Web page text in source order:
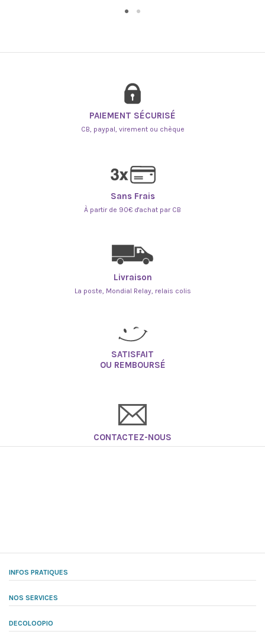
PAIEMENT SÉCURISÉ
CB, paypal, virement ou chèque
Sans Frais
À partir de 90€ d'achat par CB
Livraison
La poste, Mondial Relay, relais colis
SATISFAIT
OU REMBOURSÉ
CONTACTEZ-NOUS
INFOS PRATIQUES
NOS SERVICES
DECOLOOPIO